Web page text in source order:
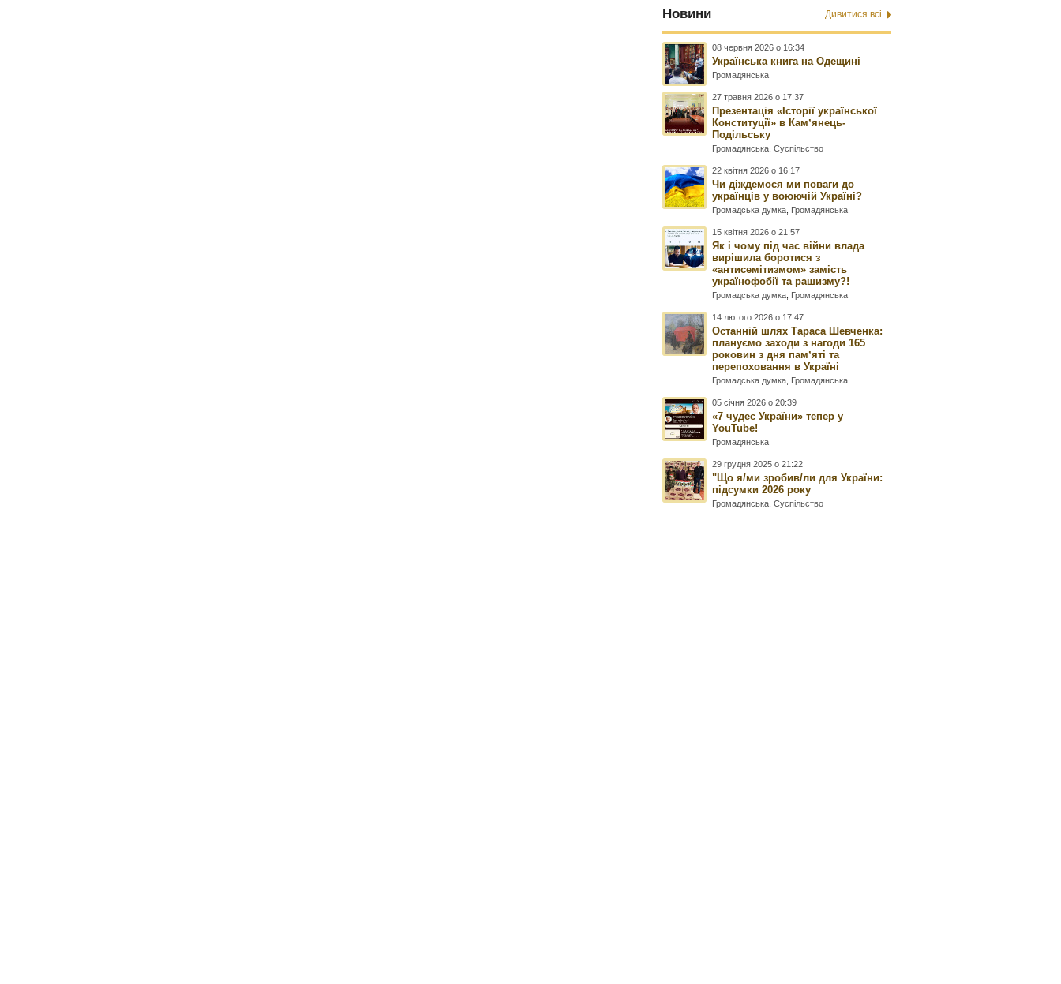
Новини Дивитися всі
08 червня 2026 о 16:34
Українська книга на Одещині
Громадянська
27 травня 2026 о 17:37
Презентація «Історії української
Конституції» в Камʼянець-
Подільську
Громадянська ,Суспільство
22 квітня 2026 о 16:17
Чи діждемося ми поваги до
українців у воюючій Україні?
Громадська думка Громадянська
15 квітня 2026 о 21:57
Як і чому під час війни влада
вирішила боротися з
«антисемітизмом» замість
українофобії та рашизму?!
Громадська думка Громадянська
14 лютого 2026 о 17:47
Останній шлях Тараса Шевченка:
плануємо заходи з нагоди 165
роковин з дня памʼяті та
перепоховання в Україні
Громадська думка Громадянська
05 січня 2026 о 20:39
«7 чудес України» тепер у
YouTube!
Громадянська
29 грудня 2025 о 21:22
"Що я/ми зробив/ли для України:
підсумки 2026 року
Громадянська ,Суспільство